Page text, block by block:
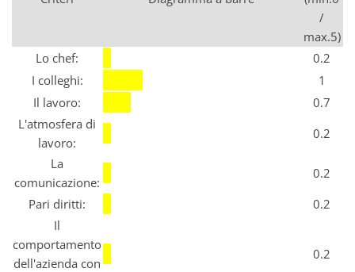
/
max.5)
Lo chef:
0.2
I colleghi:
1
Il lavoro:
0.7
L'atmosfera di
lavoro:
0.2
La
comunicazione:
0.2
Pari diritti:
0.2
Il
comportamento
dell'azienda con
0.2